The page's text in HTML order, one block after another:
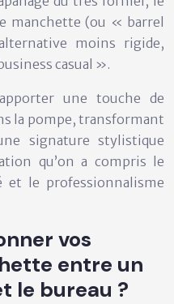
manchette (ou « barrel
moins rigide,
casual ».
une touche de
la pompe, transformant
signature stylistique
qu’on a compris le
et le professionnalisme
vos
entre un
le bureau ?